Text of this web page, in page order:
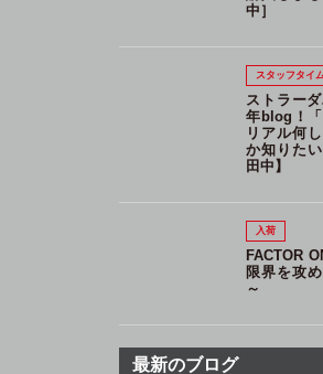
中］
スタッフタイ
ストラー
年blog！
リアル何
か知りた
田中】
入荷
FACTOR
限界を攻
～
最新のブログ